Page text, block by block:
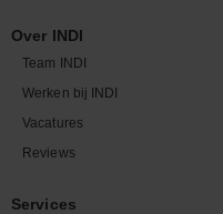
Over INDI
Team INDI
Werken bij INDI
Vacatures
Reviews
Services